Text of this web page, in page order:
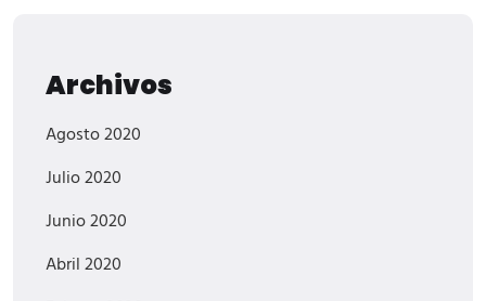
Archivos
Agosto 2020
Julio 2020
Junio 2020
Abril 2020